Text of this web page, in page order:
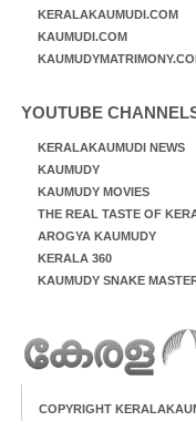
KERALAKAUMUDI.COM
KAUMUDI.COM
YOUTUBE
KERALAKAUMUDI NEWS
KAUMUDY
KAUMUDY MOVIES
THE REAL TASTE OF
AROGYA KAUMUDY
KERALA 360
KAUMUDY SNAKE
COPYRIGHT